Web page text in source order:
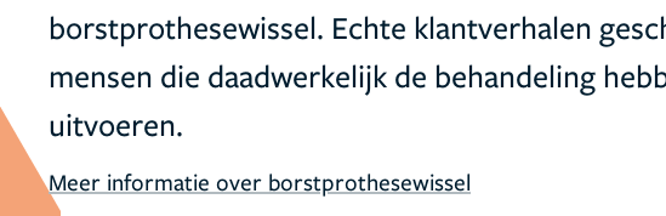
borstprothesewissel. Echte klantverhalen
mensen die daadwerkelijk de behandeling
uitvoeren.
Meer informatie over borstprothesewissel